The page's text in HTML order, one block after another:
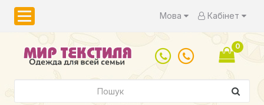
Мова Кабінет
0